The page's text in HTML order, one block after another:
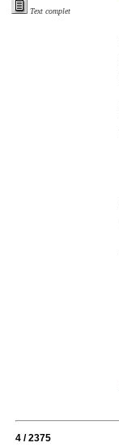
Text complet
4 / 2375